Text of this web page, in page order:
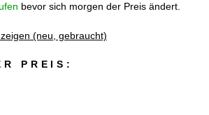
bevor sich morgen der Preis ändert.
(neu, gebraucht)
PREIS: